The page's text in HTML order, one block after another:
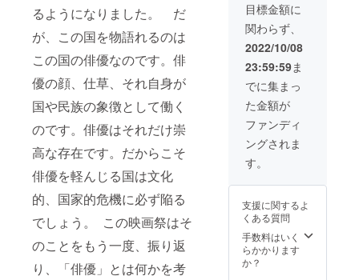
るようになりました。 だ
が、この国を物語れるのは
この国の俳優なのです。俳
優の顔、仕草、それ自身が
国や民族の象徴として働く
のです。俳優はそれだけ崇
高な存在です。だからこそ
俳優を軽んじる国は文化
的、国家的危機に必ず陥る
でしょう。 この映画祭はそ
のことをもう一度、振り返
り、「俳優」とは何かを考
目標金額に
関わらず、
2022/10/08
23:59:59ま
でに集まっ
た金額が
ファンディ
ングされま
す。
支援に関するよ
くある質問
手数料はいく
らかかります
か？